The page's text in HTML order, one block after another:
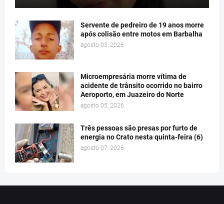
Servente de pedreiro de 19 anos morre
após colisão entre motos em Barbalha
agosto 03, 2026
Microempresária morre vítima de
acidente de trânsito ocorrido no bairro
Aeroporto, em Juazeiro do Norte
agosto 05, 2026
Três pessoas são presas por furto de
energia no Crato nesta quinta-feira (6)
agosto 07, 2026